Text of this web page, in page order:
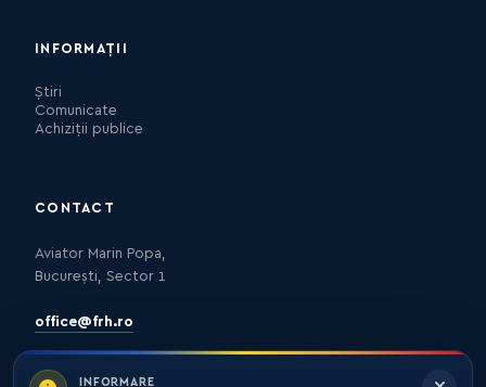
INFORMARE
INFORMAȚII
Știri
Comunicate
Achiziții publice
CONTACT
Aviator Marin Popa,
București, Sector 1
office@frh.ro